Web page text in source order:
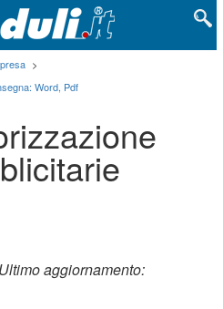
>
Word, Pdf
aggiornamento: